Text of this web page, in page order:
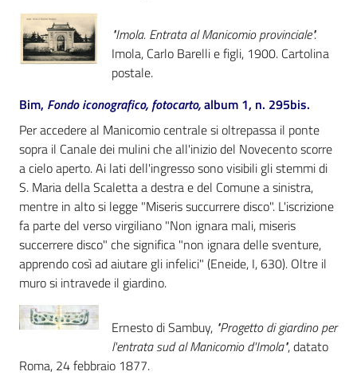
"Imola. Entrata al Manicomio provinciale".
Imola, Carlo Barelli e figli, 1900. Cartolina
postale.
Bim, Fondo iconografico, fotocarto,album 1, n. 295bis.
Per accedere al Manicomio centrale si oltrepassa il ponte
sopra il Canale dei mulini che all'inizio del Novecento scorre
a cielo aperto. Ai lati dell'ingresso sono visibili gli stemmi di
S. Maria della Scaletta a destra e del Comune a sinistra,
mentre in alto si legge "Miseris succurrere disco". L'iscrizione
fa parte del verso virgiliano "Non ignara mali, miseris
succerrere disco" che significa "non ignara delle sventure,
apprendo così ad aiutare gli infelici" (Eneide, I, 630). Oltre il
muro si intravede il giardino.
Ernesto di Sambuy, "Progetto di giardino per
l'entrata sud al Manicomio d'Imola", datato
Roma, 24 febbraio 1877.